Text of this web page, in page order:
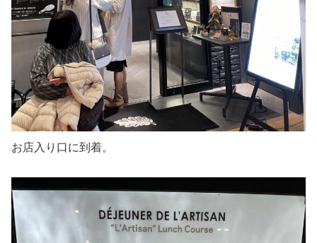
お店入り口に到着。